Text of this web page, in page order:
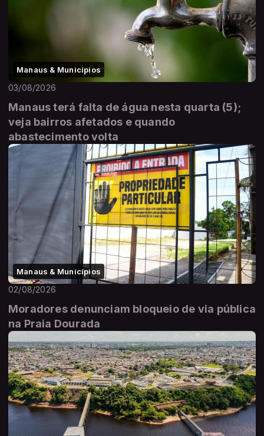
Manaus & Municípios
03/08/2026
Manaus terá falta de água nesta quarta (5);
veja bairros afetados e quando
abastecimento volta
Manaus & Municípios
02/08/2026
Moradores denunciam bloqueio de via pública
na Praia Dourada